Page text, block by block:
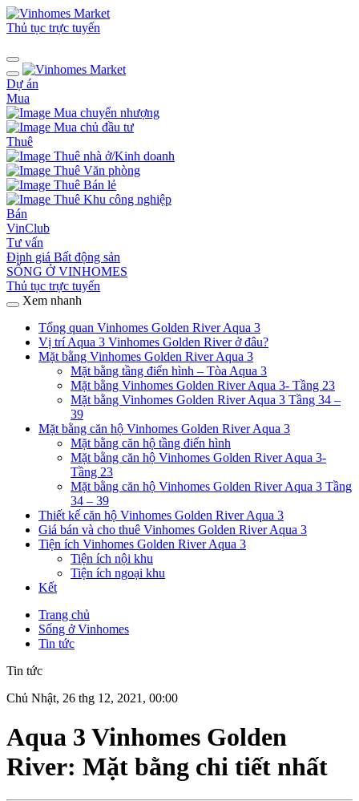
Thủ tục trực tuyến
Dự án
Mua
Mua chuyển nhượng
Mua chủ đầu tư
Thuê
Thuê nhà ở/Kinh doanh
Thuê Văn phòng
Thuê Bán lẻ
Thuê Khu công nghiệp
Bán
VinClub
Tư vấn
Định giá Bất động sản
SỐNG Ở VINHOMES
Thủ tục trực tuyến
Xem nhanh
Tổng quan Vinhomes Golden River Aqua 3
Vị trí Aqua 3 Vinhomes Golden River ở đâu?
Mặt bằng Vinhomes Golden River Aqua 3
Mặt bằng tầng điển hình – Tòa Aqua 3
Mặt bằng Vinhomes Golden River Aqua 3- Tầng 23
Mặt bằng Vinhomes Golden River Aqua 3 Tầng 34 –
39
Mặt bằng căn hộ Vinhomes Golden River Aqua 3
Mặt bằng căn hộ tầng điển hình
Mặt bằng căn hộ Vinhomes Golden River Aqua 3-
Tầng 23
Mặt bằng căn hộ Vinhomes Golden River Aqua 3 Tầng
34 – 39
Thiết kế căn hộ Vinhomes Golden River Aqua 3
Giá bán và cho thuê Vinhomes Golden River Aqua 3
Tiện ích Vinhomes Golden River Aqua 3
Tiện ích nội khu
Tiện ích ngoại khu
Kết
Trang chủ
Sống ở Vinhomes
Tin tức
Tin tức
Chủ Nhật, 26 thg 12, 2021, 00:00
Aqua 3 Vinhomes Golden
River: Mặt bằng chi tiết nhất